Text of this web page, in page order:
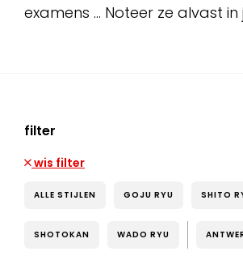
examens … Noteer ze alvast
filter
wis filter
ALLE STIJLEN GOJU RYU SHITO
SHOTOKAN WADO RYU